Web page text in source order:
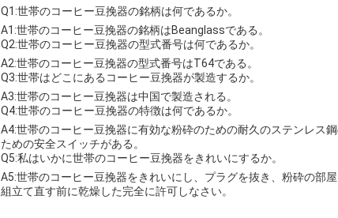
Q1:世帯のコーヒー豆挽器の銘柄は何であるか。
A1:世帯のコーヒー豆挽器の銘柄はBeanglassである。
Q2:世帯のコーヒー豆挽器の型式番号は何であるか。
A2:世帯のコーヒー豆挽器の型式番号はT64である。
Q3:世帯はどこにあるコーヒー豆挽器が製造するか。
A3:世帯のコーヒー豆挽器は中国で製造される。
Q4:世帯のコーヒー豆挽器の特徴は何であるか。
A4:世帯のコーヒー豆挽器に有効な粉砕のための耐久のステンレス
ための安全スイッチがある。
Q5:私はいかに世帯のコーヒー豆挽器をきれいにするか。
A5:世帯のコーヒー豆挽器をきれいにし、プラグを抜き、粉砕の部
組立て直す前に乾燥した完全に許可しなさい。